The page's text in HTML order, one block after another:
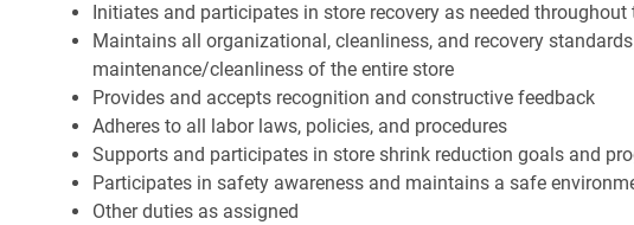
Initiates and participates in store recovery as needed throughout
Maintains all organizational, cleanliness, and recovery
maintenance/cleanliness of the entire store
Provides and accepts recognition and constructive feedback
Adheres to all labor laws, policies, and procedures
Supports and participates in store shrink reduction goals and
Participates in safety awareness and maintains a safe
Other duties as assigned